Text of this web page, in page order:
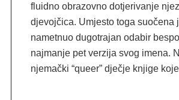
fluidno obrazovno dotjerivanje
djevojčica. Umjesto toga
nametnuo dugotrajan odabir
najmanje pet verzija svog imena.
njemački “queer” dječje knjige